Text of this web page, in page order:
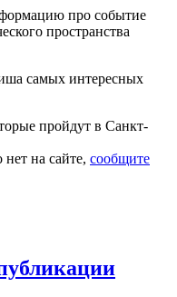
про событие
пространства
самых интересных
пройдут в Санкт-
на сайте, сообщите